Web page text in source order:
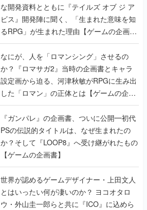
な開発資料とともに『テイルズ オブ ジ ア
ビス』開発陣に聞く、「生まれた意味を知
るRPG」が生まれた理由【ゲームの企画
書】
なにが、人を「ロマンシング」させるの
か？『ロマサガ2』当時の企画書とキャラ
設定画から迫る、河津秋敏がRPGに生み出
した「ロマン」の正体とは【ゲームの企画
書】
『ガンパレ』の企画書、ついに公開━初代
PSの伝説的タイトルは、なぜ生まれたの
か？そして『LOOP8』へ受け継がれたもの
【ゲームの企画書】
世界が認めるゲームデザイナー・上田文人
とはいったい何が凄いのか？ ヨコオタロ
ウ・外山圭一郎らと共に『ICO』に込めら